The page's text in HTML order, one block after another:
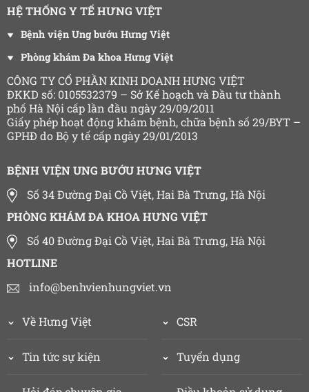
HỆ THỐNG Y TẾ HƯNG VIỆT
Bệnh viện Ung bướu Hưng Việt
Phòng khám Đa khoa Hưng Việt
CÔNG TY CỔ PHẦN KINH DOANH HƯNG VIỆT
ĐKKD số: 0105532379 – Sở Kế hoạch và Đầu tư thành
phố Hà Nội cấp lần đầu ngày 29/09/2011
Giấy phép hoạt động khám bệnh, chữa bệnh số 29/BYT –
GPHĐ do Bộ y tế cấp ngày 29/01/2013
BỆNH VIỆN UNG BƯỚU HƯNG VIỆT
Số 34 Đường Đại Cồ Việt, Hai Bà Trưng, Hà Nội
PHÒNG KHÁM ĐA KHOA HƯNG VIỆT
Số 40 Đường Đại Cồ Việt, Hai Bà Trưng, Hà Nội
HOTLINE
info@benhvienhungviet.vn
Về Hưng Việt
Tin tức sự kiện
CSR
Tuyển dụng